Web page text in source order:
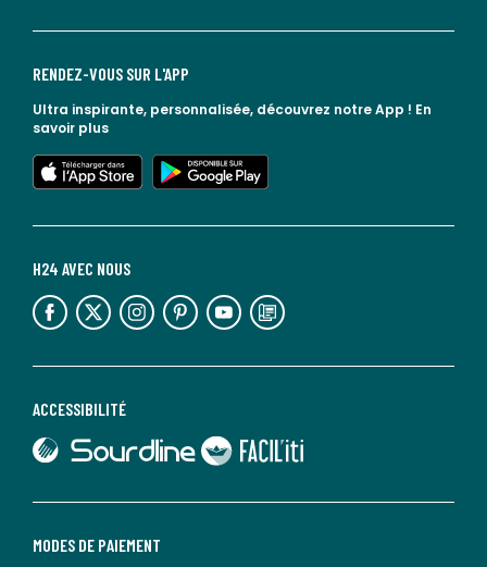
MODES DE PAIEMENT
ACCESSIBILITÉ
lien vers Sourdline
lien vers Faciliti
H24 AVEC NOUS
lien vers l'espace réseaux sociaux lien vers l'espace réseaux sociaux lien vers l'espace réseaux sociaux lien vers l'espace réseaux sociaux lien vers l'espace réseaux sociaux lien vers le blog la redoute
RENDEZ-VOUS SUR L'APP
Ultra inspirante, personnalisée, découvrez notre App ! En
savoir plus
lien vers l'app store
lien vers google play